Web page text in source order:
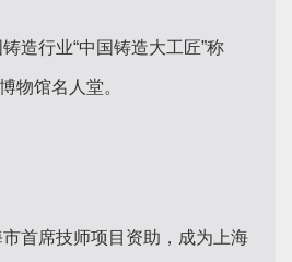
造行业“中国铸造大工匠”称
物馆名人堂。
首席技师项目资助，成为上海